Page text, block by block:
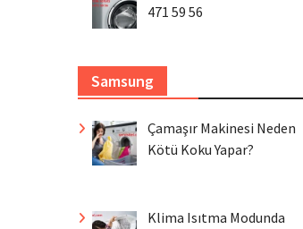
471 59 56
Samsung
Çamaşır Makinesi Neden
Kötü Koku Yapar?
Klima Isıtma Modunda